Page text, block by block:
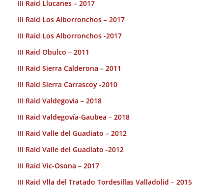
III Raid Llucanes – 2017
III Raid Los Alborronchos – 2017
III Raid Los Alborronchos -2017
III Raid Obulco – 2011
III Raid Sierra Calderona – 2011
III Raid Sierra Carrascoy -2010
III Raid Valdegovia – 2018
III Raid Valdegovía-Gaubea – 2018
III Raid Valle del Guadiato – 2012
III Raid Valle del Guadiato -2012
III Raid Vic-Osona – 2017
III Raid Vlla del Tratado Tordesillas Valladolid – 2015